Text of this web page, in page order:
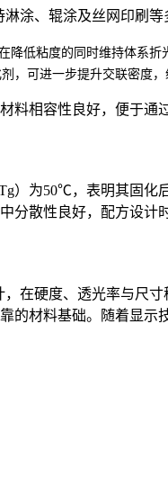
淋涂、辊涂及丝网印刷
降低粘度的同时维持体系折
，可进一步提升交联密度
料相容性良好，便于
）为50℃，表明其固
分散性良好，配方设计
在硬度、透光率与尺
的材料基础。随着显示